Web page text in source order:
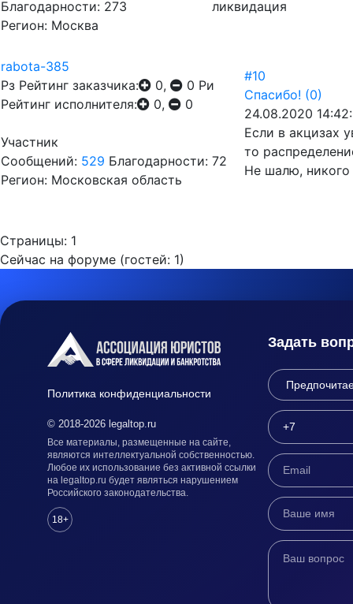
Благодарности: 273
Регион: Москва
ликвидация
rabota-385
Рз Рейтинг заказчика: 0, 0 Ри
Рейтинг исполнителя:
0, 0
Участник
Сообщений: 529 Благодарности: 72
Регион: Московская область
#10
Спасибо! (0)
24.08.2020
Если в акцизах
то
Не шалю,
Страницы: 1
Сейчас на форуме (гостей: 1)
Политика конфиденциальности
© 2018-2026 legaltop.ru
Все материалы, размещенные на сайте,
являются интеллектуальной собственностью.
Любое их использование без активной ссылки
на legaltop.ru будет являться нарушением
Российского законодательства.
18+
Задать